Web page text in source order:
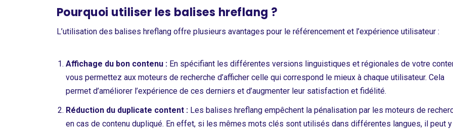
Pourquoi utiliser les balises hreflang ?
L’utilisation des balises hreflang offre plusieurs avantages pour le référencement et l’expérience utilisateur :
Affichage du bon contenu : En spécifiant les différentes versions linguistiques et régionales de votre
vous permettez aux moteurs de recherche d’afficher celle qui correspond le mieux à chaque utilisateur. Cela
permet d’améliorer l’expérience de ces derniers et d’augmenter leur satisfaction et fidélité.
Réduction du duplicate content : Les balises hreflang empêchent la pénalisation par les moteurs de
en cas de contenu dupliqué. En effet, si les mêmes mots clés sont utilisés dans différentes langues, il peut y